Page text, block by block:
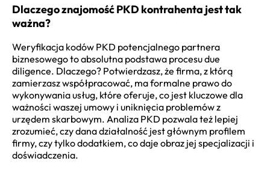
Dlaczego znajomość PKD kontrahenta jest tak
ważna?
Weryfikacja kodów PKD potencjalnego partnera
biznesowego to absolutna podstawa procesu due
diligence. Dlaczego? Potwierdzasz, że firma, z którą
zamierzasz współpracować, ma formalne prawo do
wykonywania usług, które oferuje, co jest kluczowe dla
ważności waszej umowy i uniknięcia problemów z
urzędem skarbowym. Analiza PKD pozwala też lepiej
zrozumieć, czy dana działalność jest głównym profilem
firmy, czy tylko dodatkiem, co daje obraz jej specjalizacji i
doświadczenia.